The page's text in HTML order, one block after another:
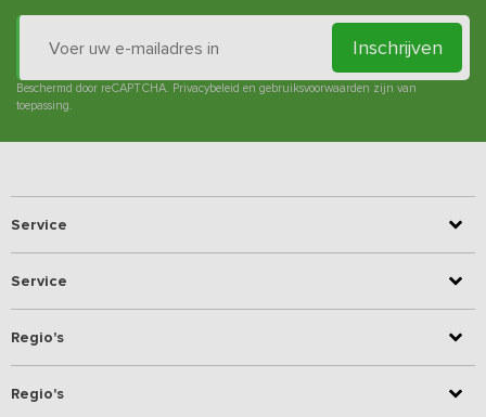
Inschrijven
Beschermd door reCAPTCHA. Privacybeleid en gebruiksvoorwaarden zijn van
toepassing.
Service
Service
Regio's
Regio's